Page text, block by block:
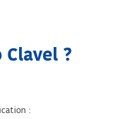
Clavel ?
: